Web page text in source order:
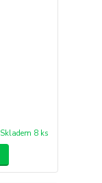
Skladem 8 ks